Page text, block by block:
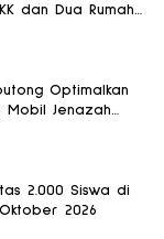
dan Dua Rumah
Optimalkan
Mobil Jenazah
2.000 Siswa di
2026